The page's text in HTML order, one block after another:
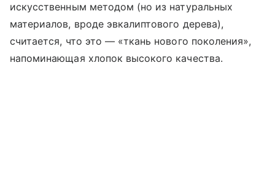
искусственным методом (но из натуральных
материалов, вроде эвкалиптового дерева),
считается, что это — «ткань нового поколения»,
напоминающая хлопок высокого качества.